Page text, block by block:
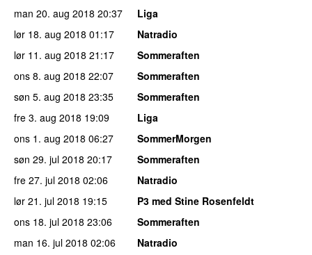
man 20. aug 2018 20:37
Liga
lør 18. aug 2018 01:17
Natradio
lør 11. aug 2018 21:17
Sommeraften
ons 8. aug 2018 22:07
Sommeraften
søn 5. aug 2018 23:35
Sommeraften
fre 3. aug 2018 19:09
Liga
ons 1. aug 2018 06:27
SommerMorgen
søn 29. jul 2018 20:17
Sommeraften
fre 27. jul 2018 02:06
Natradio
lør 21. jul 2018 19:15
P3 med Stine Rosenfeldt
ons 18. jul 2018 23:06
Sommeraften
man 16. jul 2018 02:06
Natradio